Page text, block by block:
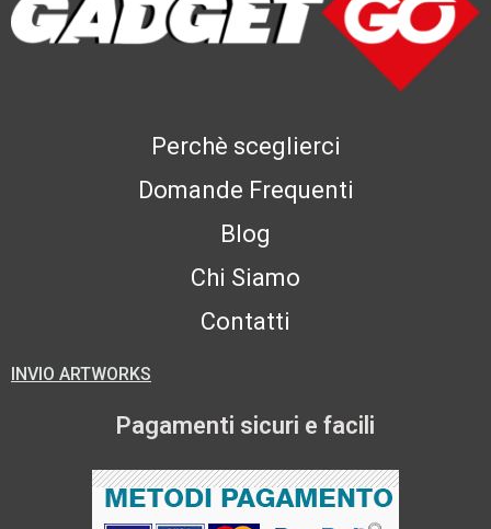
Perchè sceglierci
Domande Frequenti
Blog
Chi Siamo
Contatti
INVIO ARTWORKS
Pagamenti sicuri e facili